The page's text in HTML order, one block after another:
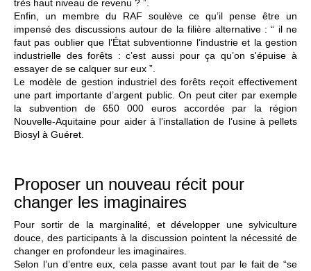
très haut niveau de revenu ? ”.
Enfin, un membre du RAF soulève ce qu’il pense être un
impensé des discussions autour de la filière alternative : “ il ne
faut pas oublier que l’État subventionne l’industrie et la gestion
industrielle des forêts : c’est aussi pour ça qu’on s'épuise à
essayer de se calquer sur eux ”.
Le modèle de gestion industriel des forêts reçoit effectivement
une part importante d’argent public. On peut citer par exemple
la subvention de 650 000 euros accordée par la région
Nouvelle-Aquitaine pour aider à l’installation de l’usine à pellets
Biosyl à Guéret.
Proposer un nouveau récit pour
changer les imaginaires
Pour sortir de la marginalité, et développer une sylviculture
douce, des participants à la discussion pointent la nécessité de
changer en profondeur les imaginaires.
Selon l’un d’entre eux, cela passe avant tout par le fait de “se